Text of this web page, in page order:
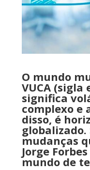
O mundo
VUCA (sigla
significa
complexo e
disso, é
mudanças
Jorge
mundo de